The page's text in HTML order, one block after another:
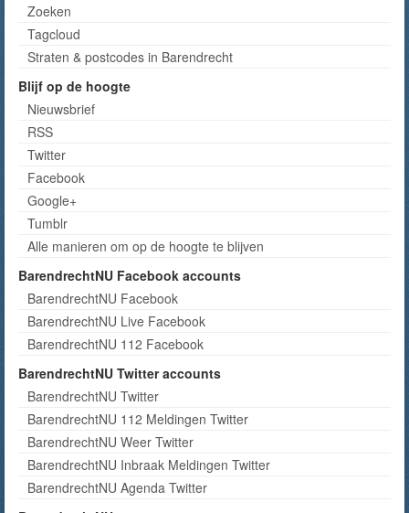
Zoeken
Tagcloud
Straten & postcodes in Barendrecht
Blijf op de hoogte
Nieuwsbrief
RSS
Twitter
Facebook
Google+
Tumblr
Alle manieren om op de hoogte te blijven
BarendrechtNU Facebook accounts
BarendrechtNU Facebook
BarendrechtNU Live Facebook
BarendrechtNU 112 Facebook
BarendrechtNU Twitter accounts
BarendrechtNU Twitter
BarendrechtNU 112 Meldingen Twitter
BarendrechtNU Weer Twitter
BarendrechtNU Inbraak Meldingen Twitter
BarendrechtNU Agenda Twitter